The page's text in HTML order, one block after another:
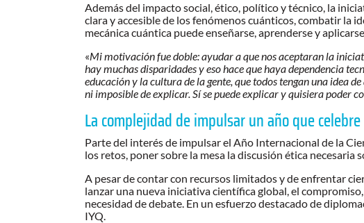
Además del impacto social, ético, político y técnico, la
clara y accesible de los fenómenos cuánticos, combatir la
mecánica cuántica puede enseñarse, aprenderse y
«Mi motivación fue doble: ayudar a que nos aceptaran la
hay muchas disparidades y eso hace que haya dependencia
educación y la cultura de la gente, que todos tengan una idea
ni imposible de explicar. Sí se puede explicar y quisiera poder
La complejidad de impulsar un año que
Parte del interés de impulsar el Año Internacional de la
los retos, poner sobre la mesa la discusión ética necesaria
A pesar de contar con recursos limitados y de enfrentar
lanzar una nueva iniciativa científica global, el
necesidad de debate. En un esfuerzo destacado de
IYQ.